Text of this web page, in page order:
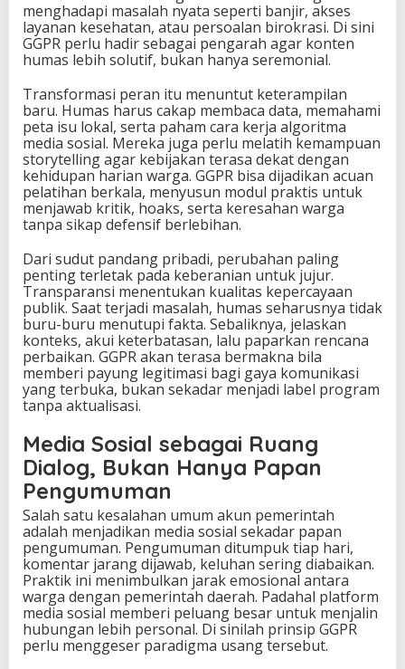
menghadapi masalah nyata seperti banjir, akses
layanan kesehatan, atau persoalan birokrasi. Di sini
GGPR perlu hadir sebagai pengarah agar konten
humas lebih solutif, bukan hanya seremonial.
Transformasi peran itu menuntut keterampilan
baru. Humas harus cakap membaca data, memahami
peta isu lokal, serta paham cara kerja algoritma
media sosial. Mereka juga perlu melatih kemampuan
storytelling agar kebijakan terasa dekat dengan
kehidupan harian warga. GGPR bisa dijadikan acuan
pelatihan berkala, menyusun modul praktis untuk
menjawab kritik, hoaks, serta keresahan warga
tanpa sikap defensif berlebihan.
Dari sudut pandang pribadi, perubahan paling
penting terletak pada keberanian untuk jujur.
Transparansi menentukan kualitas kepercayaan
publik. Saat terjadi masalah, humas seharusnya tidak
buru-buru menutupi fakta. Sebaliknya, jelaskan
konteks, akui keterbatasan, lalu paparkan rencana
perbaikan. GGPR akan terasa bermakna bila
memberi payung legitimasi bagi gaya komunikasi
yang terbuka, bukan sekadar menjadi label program
tanpa aktualisasi.
Media Sosial sebagai Ruang
Dialog, Bukan Hanya Papan
Pengumuman
Salah satu kesalahan umum akun pemerintah
adalah menjadikan media sosial sekadar papan
pengumuman. Pengumuman ditumpuk tiap hari,
komentar jarang dijawab, keluhan sering diabaikan.
Praktik ini menimbulkan jarak emosional antara
warga dengan pemerintah daerah. Padahal platform
media sosial memberi peluang besar untuk menjalin
hubungan lebih personal. Di sinilah prinsip GGPR
perlu menggeser paradigma usang tersebut.